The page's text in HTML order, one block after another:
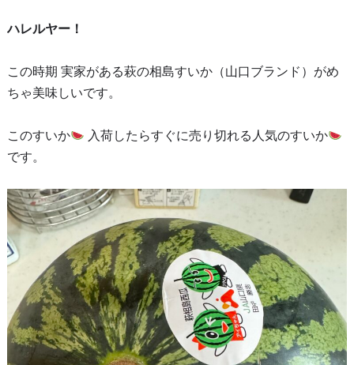
ハレルヤー！
この時期 実家がある萩の相島すいか（山口ブランド）がめ
ちゃ美味しいです。
このすいか
入荷したらすぐに売り切れる人気のすいか
です。